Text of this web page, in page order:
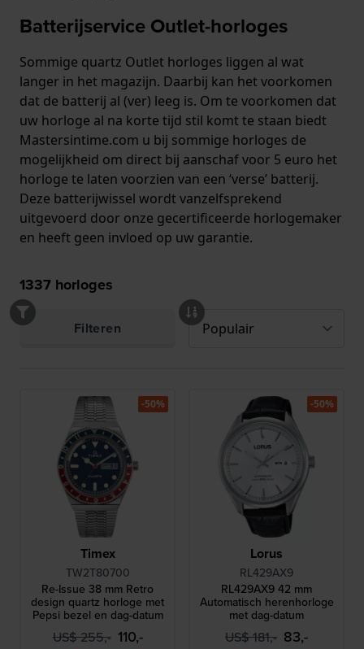
Batterijservice Outlet-horloges
Sommige quartz Outlet horloges liggen al wat
langer in het magazijn. Daarbij kan het voorkomen
dat de batterij al (ver) leeg is. Om te voorkomen dat
uw horloge al na korte tijd stil komt te staan biedt
Mastersintime.com u bij sommige horloges de
mogelijkheid om direct bij aanschaf voor 5 euro het
horloge te laten voorzien van een ‘verse’ batterij.
Deze batterijwissel wordt vanzelfsprekend
uitgevoerd door onze gecertificeerde horlogemaker
en heeft geen invloed op uw garantie.
1337 horloges
Filteren
Timex
TW2T80700
Re-Issue 38 mm Retro
design quartz horloge met
Pepsi bezel en dag-datum
US$ 255,- 110,-
-50%
Lorus
RL429AX9
RL429AX9 42 mm
Automatisch herenhorloge
met dag-datum
US$ 181,- 83,-
-50%